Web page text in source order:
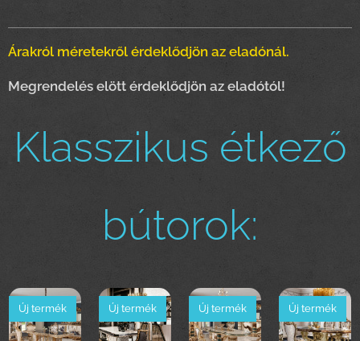
Árakról méretekről érdeklődjön az eladónál.
Megrendelés elött érdeklődjön az eladótól!
Klasszikus étkező
bútorok:
Új termék Új termék Új termék Új termék